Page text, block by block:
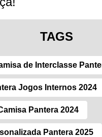
TAGS
de Interclasse
Jogos Internos 2024
Pantera 2024
Pantera 2025